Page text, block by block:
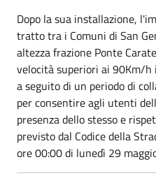
Dopo la sua installazione,
tratto tra i Comuni di San
altezza frazione Ponte
velocità superiori ai 90Km/
a seguito di un periodo di
per consentire agli utenti
presenza dello stesso e
previsto dal Codice della
ore 00:00 di lunedì 29